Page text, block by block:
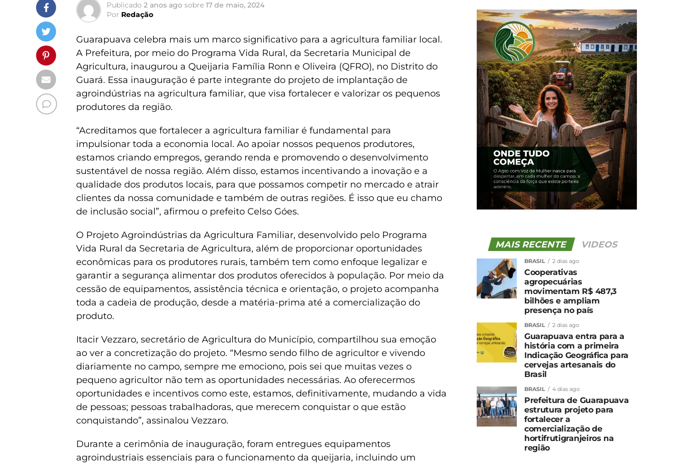
Publicado 2 anos ago sobre 17 de maio, 2024
Por Redação
Guarapuava celebra mais um marco significativo para a agricultura familiar local.
A Prefeitura, por meio do Programa Vida Rural, da Secretaria Municipal de
Agricultura, inaugurou a Queijaria Família Ronn e Oliveira (QFRO), no Distrito do
Guará. Essa inauguração é parte integrante do projeto de implantação de
agroindústrias na agricultura familiar, que visa fortalecer e valorizar os pequenos
produtores da região.
“Acreditamos que fortalecer a agricultura familiar é fundamental para
impulsionar toda a economia local. Ao apoiar nossos pequenos produtores,
estamos criando empregos, gerando renda e promovendo o desenvolvimento
sustentável de nossa região. Além disso, estamos incentivando a inovação e a
qualidade dos produtos locais, para que possamos competir no mercado e atrair
clientes da nossa comunidade e também de outras regiões. É isso que eu chamo
de inclusão social”, afirmou o prefeito Celso Góes.
O Projeto Agroindústrias da Agricultura Familiar, desenvolvido pelo Programa
Vida Rural da Secretaria de Agricultura, além de proporcionar oportunidades
econômicas para os produtores rurais, também tem como enfoque legalizar e
garantir a segurança alimentar dos produtos oferecidos à população. Por meio da
cessão de equipamentos, assistência técnica e orientação, o projeto acompanha
toda a cadeia de produção, desde a matéria-prima até a comercialização do
produto.
Itacir Vezzaro, secretário de Agricultura do Município, compartilhou sua emoção
ao ver a concretização do projeto. “Mesmo sendo filho de agricultor e vivendo
diariamente no campo, sempre me emociono, pois sei que muitas vezes o
pequeno agricultor não tem as oportunidades necessárias. Ao oferecermos
oportunidades e incentivos como este, estamos, definitivamente, mudando a vida
de pessoas; pessoas trabalhadoras, que merecem conquistar o que estão
conquistando”, assinalou Vezzaro.
Durante a cerimônia de inauguração, foram entregues equipamentos
agroindustriais essenciais para o funcionamento da queijaria, incluindo um
MAIS RECENTE VIDEOS
BRASIL 2 dias ago
Cooperativas
agropecuárias
movimentam R$ 487,3
bilhões e ampliam
presença no país
BRASIL 2 dias ago
Guarapuava entra para a
história com a primeira
Indicação Geográfica para
cervejas artesanais do
Brasil
BRASIL 4 dias ago
Prefeitura de Guarapuava
estrutura projeto para
fortalecer a
comercialização de
hortifrutigranjeiros na
região